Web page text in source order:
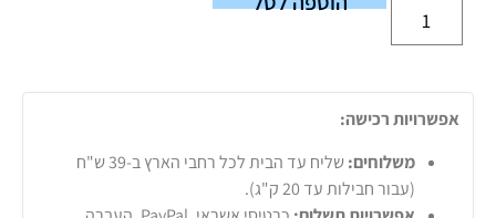
אפשרויות רכישה:
משלוחים:
שליח עד הבית לכל רחבי הארץ ב-39 ש"ח
(עבור חבילות עד 20 ק"ג).